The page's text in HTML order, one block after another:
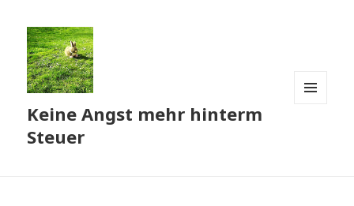
Keine Angst mehr hinterm
Steuer